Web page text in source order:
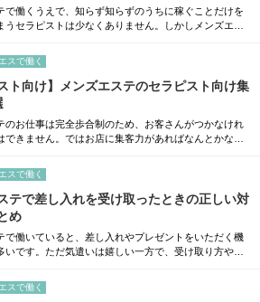
で働くうえで、知らず知らずのうちに稼ぐことだけを
うセラピストは少なくありません。しかしメンズエス
ートや指名につながるかどうかを左右するのは技術、
が重要です。お客さんは施術中だけでなく、トータル
トの対応からまた来たいかを判断しています。また、
定して働くためには、お客さん...
スで働く
ト向け】メンズエステのセラピスト向け集
のお仕事は完全歩合制のため、お客さんがつかなけれ
できません。ではお店に集客力があればなんとかなる
ステは店舗の集客力だけでなく、セラピスト自身の努
指名数やリピート率が大きく変わるのです。そこでこ
セラピスト自身がすぐに実践できる集客方法をわかり
ました。これから収入を増やし...
スで働く
テで差し入れを受け取ったときの正しい対
め
で働いていると、差し入れやプレゼントをいただく機
いです。ただ気遣いは嬉しい一方で、受け取り方や困
の記事では、メンズエステで差し入れを受け取ったと
対応から、扱いに困る品物をもらった際の対処法、角
スで働く